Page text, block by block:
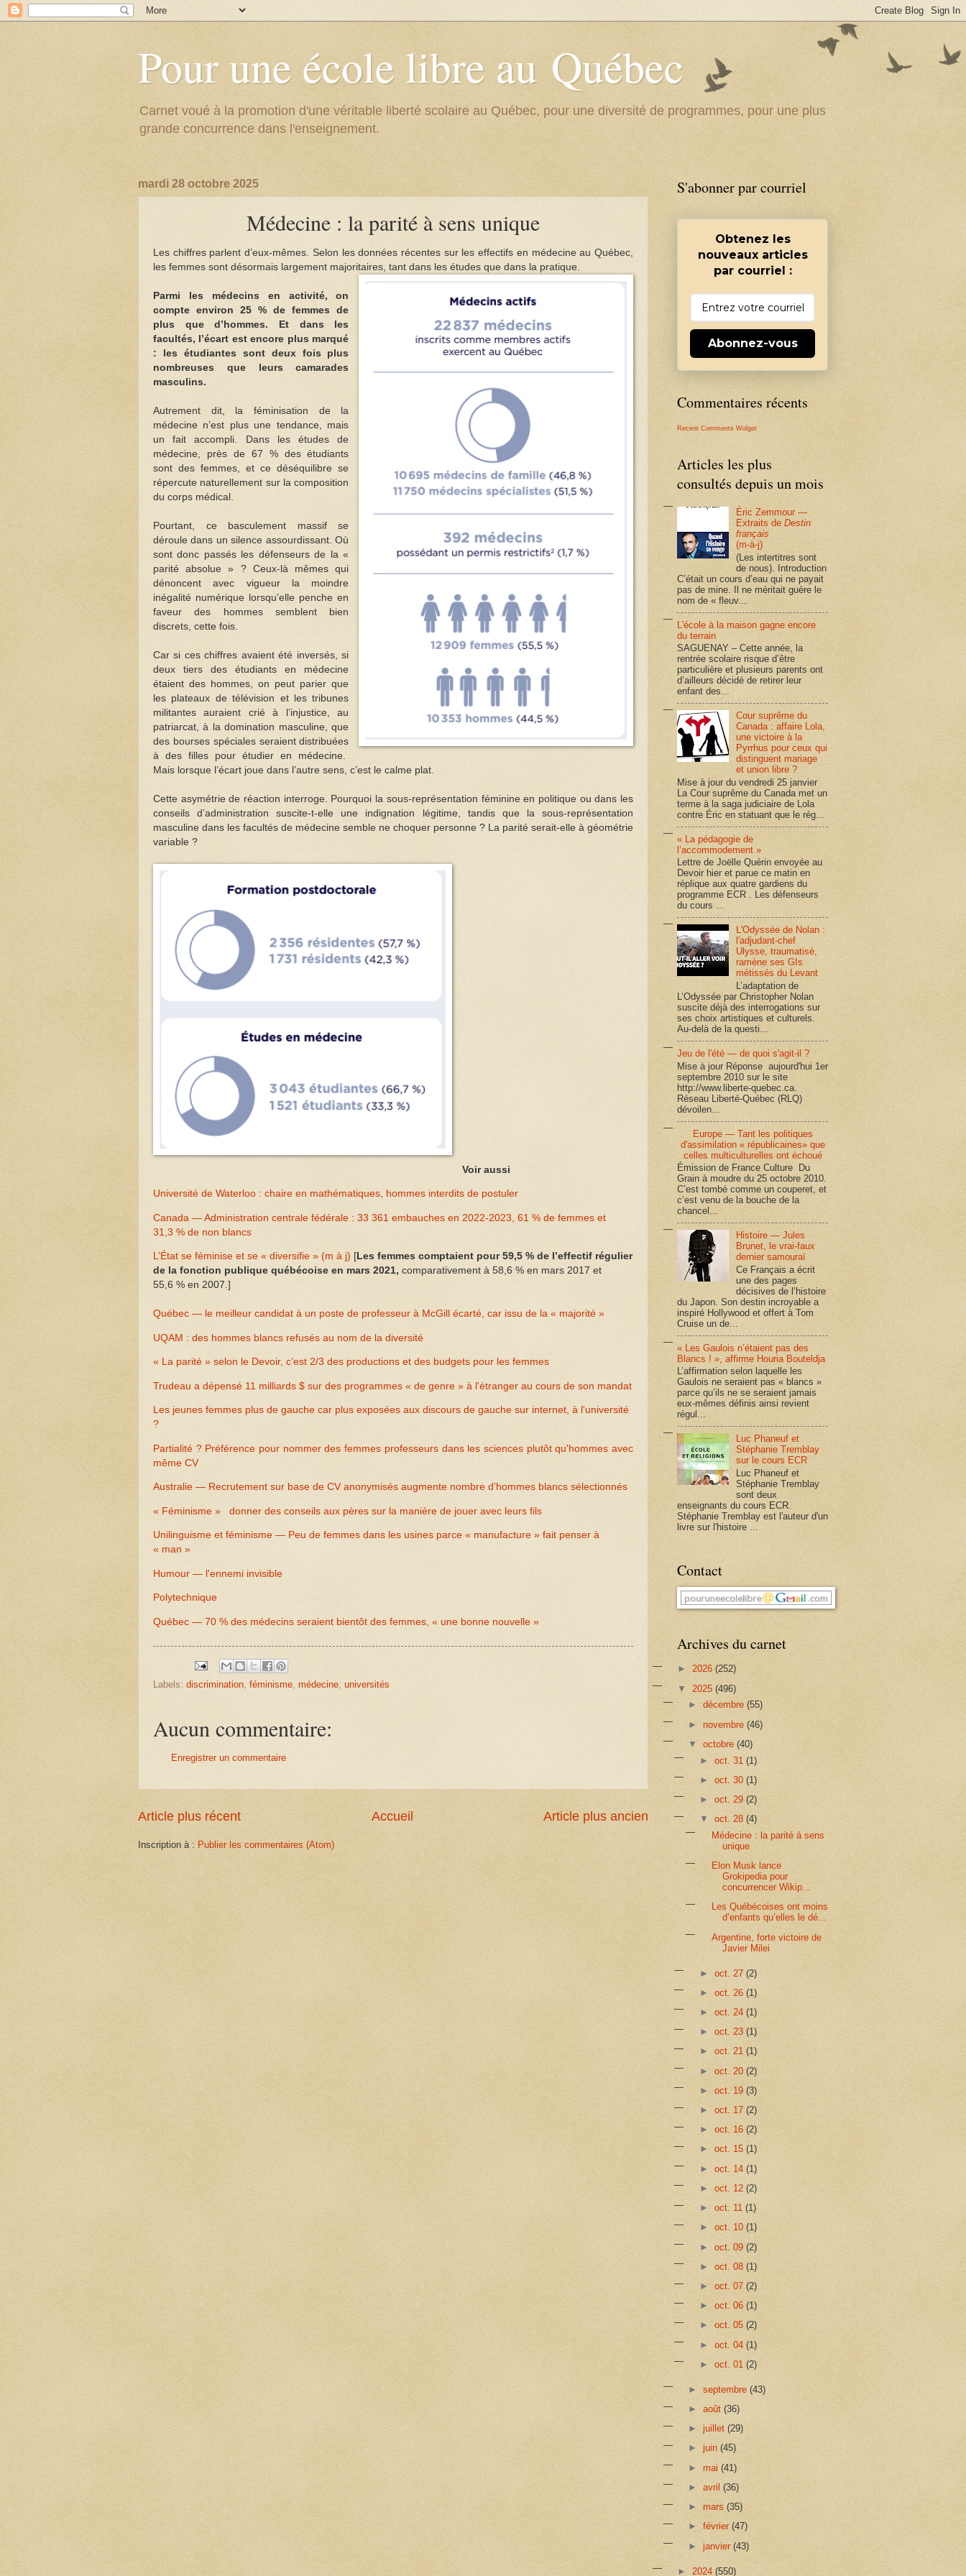
Pour une école libre au Québec
Carnet voué à la promotion d'une véritable liberté scolaire au Québec, pour une diversité de programmes, pour une plus
grande concurrence dans l'enseignement.
mardi 28 octobre 2025
Médecine : la parité à sens unique
Les chiffres parlent d’eux-mêmes. Selon les données récentes sur les effectifs en médecine au Québec,
les femmes sont désormais largement majoritaires, tant dans les études que dans la pratique.
Parmi les médecins en activité, on
compte environ 25 % de femmes de
plus que d’hommes. Et dans les
facultés, l’écart est encore plus marqué
: les étudiantes sont deux fois plus
nombreuses que leurs camarades
masculins.
Autrement dit, la féminisation de la
médecine n’est plus une tendance, mais
un fait accompli. Dans les études de
médecine, près de 67 % des étudiants
sont des femmes, et ce déséquilibre se
répercute naturellement sur la composition
du corps médical.
Pourtant, ce basculement massif se
déroule dans un silence assourdissant. Où
sont donc passés les défenseurs de la «
parité absolue » ? Ceux-là mêmes qui
dénoncent avec vigueur la moindre
inégalité numérique lorsqu’elle penche en
faveur des hommes semblent bien
discrets, cette fois.
Car si ces chiffres avaient été inversés, si
deux tiers des étudiants en médecine
étaient des hommes, on peut parier que
les plateaux de télévision et les tribunes
militantes auraient crié à l’injustice, au
patriarcat, à la domination masculine, que
des bourses spéciales seraient distribuées
à des filles pour étudier en médecine.
Mais lorsque l’écart joue dans l’autre sens, c’est le calme plat.
Cette asymétrie de réaction interroge. Pourquoi la sous-représentation féminine en politique ou dans les
conseils d’administration suscite-t-elle une indignation légitime, tandis que la sous-représentation
masculine dans les facultés de médecine semble ne choquer personne ? La parité serait-elle à géométrie
variable ?
Voir aussi
Université de Waterloo : chaire en mathématiques, hommes interdits de postuler
Canada — Administration centrale fédérale : 33 361 embauches en 2022-2023, 61 % de femmes et
31,3 % de non blancs
L’État se féminise et se « diversifie » (m à j) [ Les femmes comptaient pour 59,5 % de l’effectif régulier
de la fonction publique québécoise en mars 2021, comparativement à 58,6 % en mars 2017 et
55,6 % en 2007.]
Québec — le meilleur candidat à un poste de professeur à McGill écarté, car issu de la « majorité »
UQAM : des hommes blancs refusés au nom de la diversité
« La parité » selon le Devoir, c’est 2/3 des productions et des budgets pour les femmes
Trudeau a dépensé 11 milliards $ sur des programmes « de genre » à l'étranger au cours de son mandat
Les jeunes femmes plus de gauche car plus exposées aux discours de gauche sur internet, à l'université
?
Partialité ? Préférence pour nommer des femmes professeurs dans les sciences plutôt qu'hommes avec
même CV
Australie — Recrutement sur base de CV anonymisés augmente nombre d'hommes blancs sélectionnés
« Féminisme » donner des conseils aux pères sur la manière de jouer avec leurs fils
Unilinguisme et féminisme — Peu de femmes dans les usines parce « manufacture » fait penser à
« man »
Humour — l'ennemi invisible
Polytechnique
Québec — 70 % des médecins seraient bientôt des femmes, « une bonne nouvelle »
Labels: discrimination féminisme médecine universités
Aucun commentaire:
Enregistrer un commentaire
Article plus récent Article plus ancien
Accueil
Inscription à : Publier les commentaires (Atom)
S'abonner par courriel
Obtenez les
nouveaux articles
par courriel :
Abonnez-vous
Commentaires récents
Recent Comments Widget
Articles les plus
consultés depuis un mois
Éric Zemmour —
Extraits deDestin
français
(m-à-j)
(Les intertitres sont
de nous). Introduction
C’était un cours d’eau qui ne payait
pas de mine. Il ne méritait guère le
nom de « fleuv...
L'école à la maison gagne encore
du terrain
SAGUENAY – Cette année, la
rentrée scolaire risque d’être
particulière et plusieurs parents ont
d’ailleurs décidé de retirer leur
enfant des...
Cour suprême du
Canada : affaire Lola,
une victoire à la
Pyrrhus pour ceux qui
distinguent mariage
et union libre ?
Mise à jour du vendredi 25 janvier
La Cour suprême du Canada met un
terme à la saga judiciaire de Lola
contre Éric en statuant que le rég...
« La pédagogie de
l’accommodement »
Lettre de Joëlle Quérin envoyée au
Devoir hier et parue ce matin en
réplique aux quatre gardiens du
programme ECR . Les défenseurs
du cours ...
L'Odyssée de Nolan :
l'adjudant-chef
Ulysse, traumatisé,
ramène ses GIs
métissés du Levant
L’adaptation de
L’Odyssée par Christopher Nolan
suscite déjà des interrogations sur
ses choix artistiques et culturels.
Au-delà de la questi...
Jeu de l'été — de quoi s'agit-il ?
Mise à jour Réponse aujourd'hui 1er
septembre 2010 sur le site
http://www.liberte-quebec.ca.
Réseau Liberté-Québec (RLQ)
dévoilen...
Europe — Tant les politiques
d'assimilation « républicaines» que
celles multiculturelles ont échoué
Émission de France Culture Du
Grain à moudre du 25 octobre 2010.
C’est tombé comme un couperet, et
c’est venu de la bouche de la
chancel...
Histoire — Jules
Brunet, le vrai-faux
dernier samouraï
Ce Français a écrit
une des pages
décisives de l’histoire
du Japon. Son destin incroyable a
inspiré Hollywood et offert à Tom
Cruise un de...
« Les Gaulois n’étaient pas des
Blancs ! », affirme Houria Bouteldja
L’affirmation selon laquelle les
Gaulois ne seraient pas « blancs »
parce qu’ils ne se seraient jamais
eux-mêmes définis ainsi revient
régul...
Luc Phaneuf et
Stéphanie Tremblay
sur le cours ECR
Luc Phaneuf et
Stéphanie Tremblay
sont deux
enseignants du cours ECR.
Stéphanie Tremblay est l'auteur d'un
livre sur l'histoire ...
Contact
Archives du carnet
► 2026 (252)
▼ 2025 (496)
►décembre(55)
► novembre(46)
▼octobre(40)
► oct. 31 (1)
► oct. 30 (1)
► oct. 29 (2)
▼ oct. 28 (4)
Médecine : la parité à sens
unique
Elon Musk lance
Grokipedia pour
concurrencer Wikip...
Les Québécoises ont moins
d’enfants qu’elles le dé...
Argentine, forte victoire de
Javier Milei
► oct. 27 (2)
► oct. 26 (1)
► oct. 24 (1)
► oct. 23 (1)
► oct. 21 (1)
► oct. 20 (2)
► oct. 19 (3)
► oct. 17 (2)
► oct. 16 (2)
► oct. 15 (1)
► oct. 14 (1)
► oct. 12 (2)
► oct. 11 (1)
► oct. 10 (1)
► oct. 09 (2)
► oct. 08 (1)
► oct. 07 (2)
► oct. 06 (1)
► oct. 05 (2)
► oct. 04 (1)
► oct. 01 (2)
►septembre(43)
►août(36)
►juillet(29)
►juin(45)
►mai(41)
►avril(36)
► mars(35)
►février(47)
►janvier(43)
► 2024 (550)